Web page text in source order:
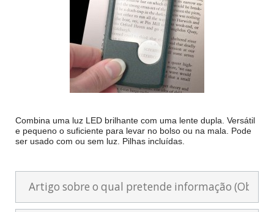
Combina uma luz LED brilhante com uma lente dupla. Versátil
e pequeno o suficiente para levar no bolso ou na mala. Pode
ser usado com ou sem luz. Pilhas incluídas.